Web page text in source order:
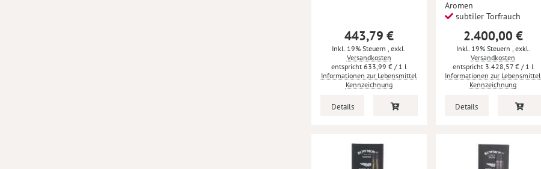
443,79 €
Inkl. 19% Steuern
exkl.
Versandkosten
633,99 € / 1 l
Informationen zur Lebensmittel
Kennzeichnung
Details
Aromen
subtiler Torfrauch
2.400,00 €
Inkl. 19% Steuern exkl.
Versandkosten
3.428,57 € / 1 l
Informationen zur Lebensmittel
Kennzeichnung
Details